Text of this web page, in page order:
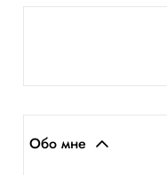
Обо мне